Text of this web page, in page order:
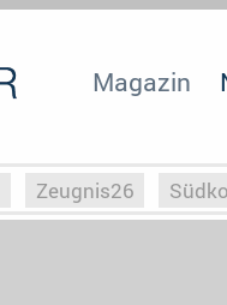
Magazin
Zeugnis26